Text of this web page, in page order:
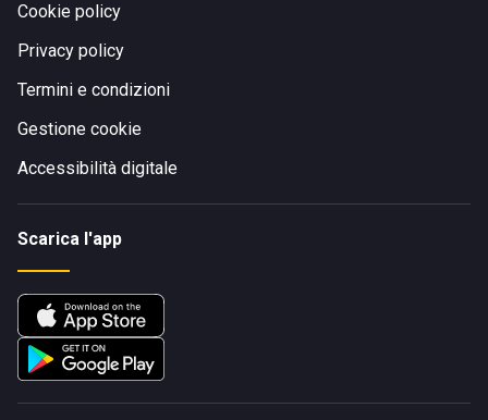
Cookie policy
Privacy policy
Termini e condizioni
Gestione cookie
Accessibilità digitale
Scarica l'app